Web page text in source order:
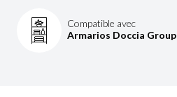
Compatible avec
Armarios Doccia Group